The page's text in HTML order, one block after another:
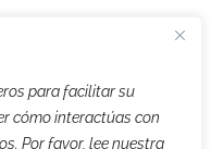
para facilitar su
cómo interactúas con
Por favor, lee nuestra